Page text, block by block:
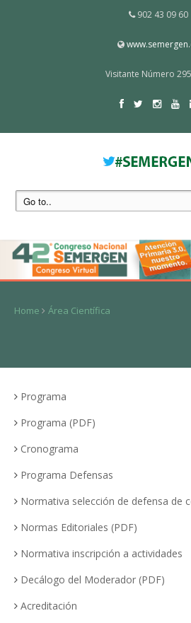
902 43 09 60
Visitante Número
Home Área Científica
Programa
Programa (PDF)
Cronograma
Programa Defensas
Normativa selección de defensa de
Normas Editoriales (PDF)
Normativa inscripción a actividades
Decálogo del Moderador (PDF)
Acreditación